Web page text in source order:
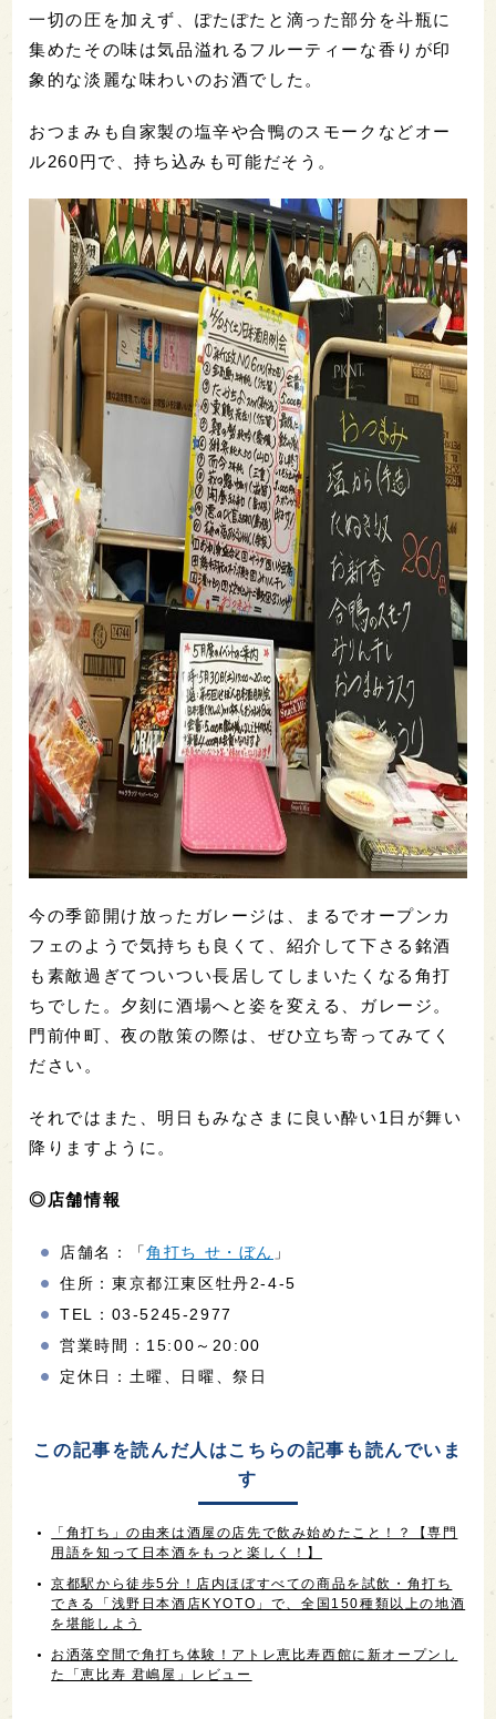
一切の圧を加えず、ぽたぽたと滴った部分を斗瓶に
集めたその味は気品溢れるフルーティーな香りが印
象的な淡麗な味わいのお酒でした。
おつまみも自家製の塩辛や合鴨のスモークなどオー
ル260円で、持ち込みも可能だそう。
今の季節開け放ったガレージは、まるでオープンカ
フェのようで気持ちも良くて、紹介して下さる銘酒
も素敵過ぎてついつい長居してしまいたくなる角打
ちでした。夕刻に酒場へと姿を変える、ガレージ。
門前仲町、夜の散策の際は、ぜひ立ち寄ってみてく
ださい。
それではまた、明日もみなさまに良い酔い1日が舞い
降りますように。
◎店舗情報
店舗名：「角打ち せ・ぼん 」
住所：東京都江東区牡丹2-4-5
TEL：03-5245-2977
営業時間：15:00～20:00
定休日：土曜、日曜、祭日
この記事を読んだ人はこちらの記事も読んでいま
す
「角打ち」の由来は酒屋の店先で飲み始めたこと！？【専門
用語を知って日本酒をもっと楽しく！】
京都駅から徒歩5分！店内ほぼすべての商品を試飲・角打ち
できる「浅野日本酒店KYOTO」で、全国150種類以上の地酒
を堪能しよう
お洒落空間で角打ち体験！アトレ恵比寿西館に新オープンし
た「恵比寿 君嶋屋」レビュー